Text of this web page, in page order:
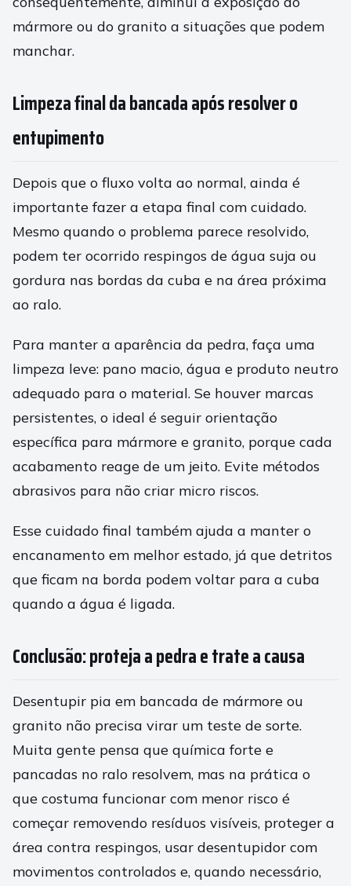
mármore ou do granito a situações que podem
manchar.
Limpeza final da bancada após resolver o
entupimento
Depois que o fluxo volta ao normal, ainda é
importante fazer a etapa final com cuidado.
Mesmo quando o problema parece resolvido,
podem ter ocorrido respingos de água suja ou
gordura nas bordas da cuba e na área próxima
ao ralo.
Para manter a aparência da pedra, faça uma
limpeza leve: pano macio, água e produto neutro
adequado para o material. Se houver marcas
persistentes, o ideal é seguir orientação
específica para mármore e granito, porque cada
acabamento reage de um jeito. Evite métodos
abrasivos para não criar micro riscos.
Esse cuidado final também ajuda a manter o
encanamento em melhor estado, já que detritos
que ficam na borda podem voltar para a cuba
quando a água é ligada.
Conclusão: proteja a pedra e trate a causa
Desentupir pia em bancada de mármore ou
granito não precisa virar um teste de sorte.
Muita gente pensa que química forte e
pancadas no ralo resolvem, mas na prática o
que costuma funcionar com menor risco é
começar removendo resíduos visíveis, proteger a
área contra respingos, usar desentupidor com
movimentos controlados e, quando necessário,